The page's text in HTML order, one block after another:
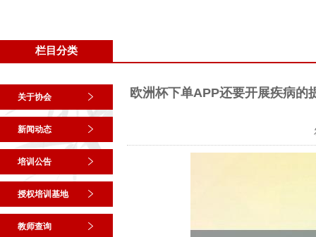
栏目分类
关于协会
新闻动态
培训公告
授权培训基地
教师查询
欧洲杯下单APP还要开展疾病的